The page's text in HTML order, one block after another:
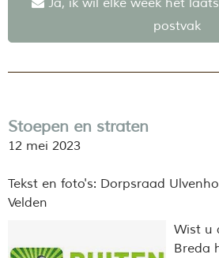
Ja, ik wil elke week het
postvak
Stoepen en straten
12 mei 2023
Tekst en foto's: Dorpsraad
Velden
Wist u
Breda